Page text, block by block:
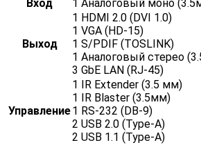
Вход
1 Аналоговый моно
Выход
1 HDMI 2.0 (DVI 1.0)
1 VGA (HD-15)
1 S/PDIF (TOSLINK)
1 Аналоговый стерео
3 GbE LAN (RJ-45)
Управление
1 IR Extender (3.5 мм)
1 IR Blaster (3.5мм)
1 RS-232 (DB-9)
2 USB 2.0 (Type-A)
2 USB 1.1 (Type-A)